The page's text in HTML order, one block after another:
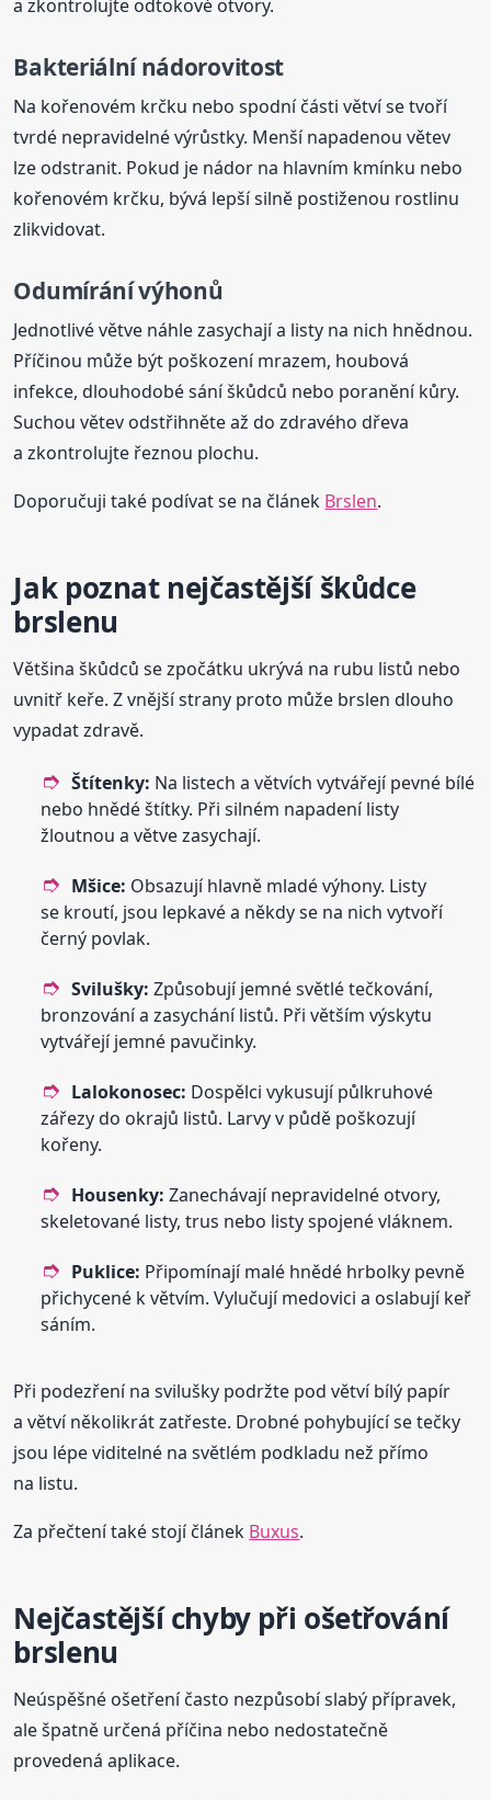
a zkontrolujte odtokové otvory.
Bakteriální nádorovitost
Na kořenovém krčku nebo spodní části větví se tvoří
tvrdé nepravidelné výrůstky. Menší napadenou větev
lze odstranit. Pokud je nádor na hlavním kmínku nebo
kořenovém krčku, bývá lepší silně postiženou rostlinu
zlikvidovat.
Odumírání výhonů
Jednotlivé větve náhle zasychají a listy na nich hnědnou.
Příčinou může být poškození mrazem, houbová
infekce, dlouhodobé sání škůdců nebo poranění kůry.
Suchou větev odstřihněte až do zdravého dřeva
a zkontrolujte řeznou plochu.
Doporučuji také podívat se na článek Brslen.
Jak poznat nejčastější škůdce
brslenu
Většina škůdců se zpočátku ukrývá na rubu listů nebo
uvnitř keře. Z vnější strany proto může brslen dlouho
vypadat zdravě.
Štítenky: Na listech a větvích vytvářejí pevné bílé
nebo hnědé štítky. Při silném napadení listy
žloutnou a větve zasychají.
Mšice: Obsazují hlavně mladé výhony. Listy
se kroutí, jsou lepkavé a někdy se na nich vytvoří
černý povlak.
Svilušky: Způsobují jemné světlé tečkování,
bronzování a zasychání listů. Při větším výskytu
vytvářejí jemné pavučinky.
Lalokonosec: Dospělci vykusují půlkruhové
zářezy do okrajů listů. Larvy v půdě poškozují
kořeny.
Housenky: Zanechávají nepravidelné otvory,
skeletované listy, trus nebo listy spojené vláknem.
Puklice: Připomínají malé hnědé hrbolky pevně
přichycené k větvím. Vylučují medovici a oslabují keř
sáním.
Při podezření na svilušky podržte pod větví bílý papír
a větví několikrát zatřeste. Drobné pohybující se tečky
jsou lépe viditelné na světlém podkladu než přímo
na listu.
Za přečtení také stojí článek Buxus.
Nejčastější chyby při ošetřování
brslenu
Neúspěšné ošetření často nezpůsobí slabý přípravek,
ale špatně určená příčina nebo nedostatečně
provedená aplikace.